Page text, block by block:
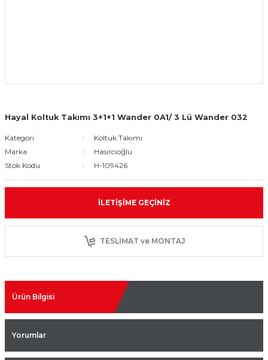
Hayal Koltuk Takımı 3+1+1 Wander 0A1/ 3 Lü Wander 032
Kategori
Koltuk Takımı
Marka
Hasırcıoğlu
Stok Kodu
H-109426
İLETIŞIME GEÇINIZ
TESLİMAT ve MONTAJ
Ürün Bilgisi
Yorumlar